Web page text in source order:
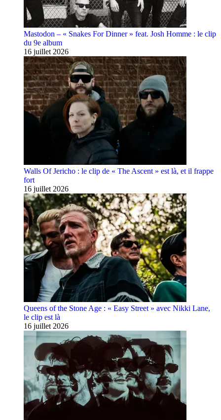
Mastodon – « Snakes For Dinner » feat. Josh Homme : le clip
du 9e album
16 juillet 2026
Walls Of Jericho : le clip de « The Ascent » est là, et il frappe
fort
16 juillet 2026
Queens of the Stone Age : « Easy Street » avec Nikki Lane,
le clip est là
16 juillet 2026